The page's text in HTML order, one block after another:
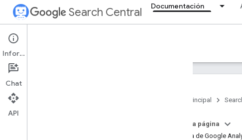
Search Central Documentación
Documentation
Fundamentos de SEO
Página principal
En esta página
Acerca de Google
Información
Chat
API